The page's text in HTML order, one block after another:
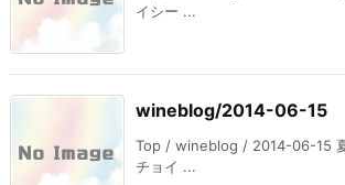
イシー ...
wineblog/2014-06-15
Top / wineblog / 2014-06-15
チョイ ...